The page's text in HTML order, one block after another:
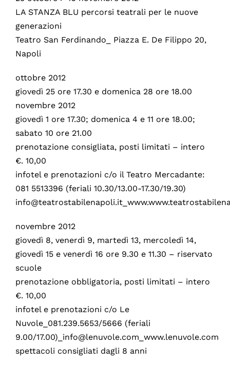
LA STANZA BLU percorsi teatrali per le nuove
generazioni
Teatro San Ferdinando_ Piazza E. De Filippo 20,
Napoli
ottobre 2012
giovedì 25 ore 17.30 e domenica 28 ore 18.00
novembre 2012
giovedì 1 ore 17.30; domenica 4 e 11 ore 18.00;
sabato 10 ore 21.00
prenotazione consigliata, posti limitati – intero
€. 10,00
infotel e prenotazioni c/o il Teatro Mercadante:
081 5513396 (feriali 10.30/13.00-17.30/19.30)
novembre 2012
giovedì 8, venerdì 9, martedì 13, mercoledì 14,
giovedì 15 e venerdì 16 ore 9.30 e 11.30 – riservato
scuole
prenotazione obbligatoria, posti limitati – intero
€. 10,00
infotel e prenotazioni c/o Le
Nuvole_081.239.5653/5666 (feriali
9.00/17.00)_info@lenuvole.com_www.lenuvole.com
spettacoli consigliati dagli 8 anni